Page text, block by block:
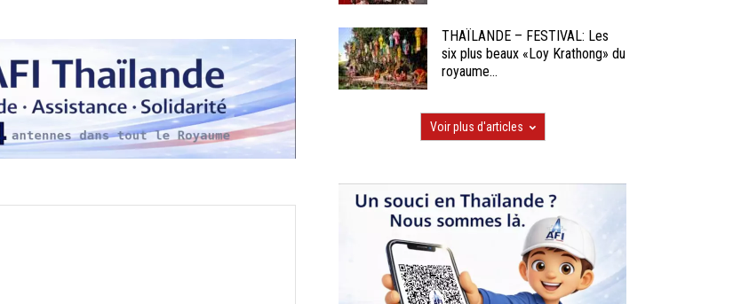
THAÏLANDE – FESTIVAL: Les
six plus beaux «Loy Krathong» du
royaume...
Voir plus d'articles